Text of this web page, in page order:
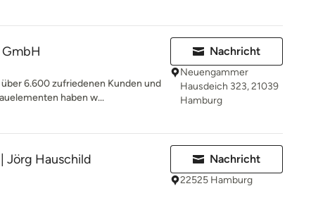
6.600 zufriedenen Kunden und
haben w...
Nachricht
Neuengammer
Hausdeich 323, 21039
Hamburg
Jörg Hauschild Nachricht
22525 Hamburg